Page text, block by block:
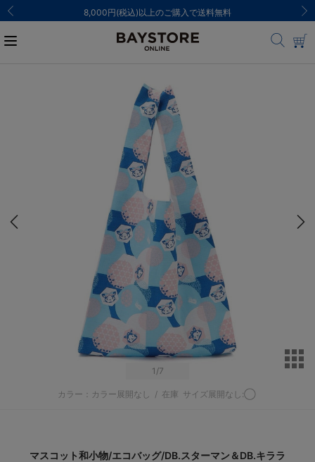
8,000円(税込)以上のご購入で送料無料
1 /7
カラー：カラー展開なし / 在庫 サイズ展開なし:◯
マスコット和小物/エコバッグ/DB.スターマン＆DB.キララ